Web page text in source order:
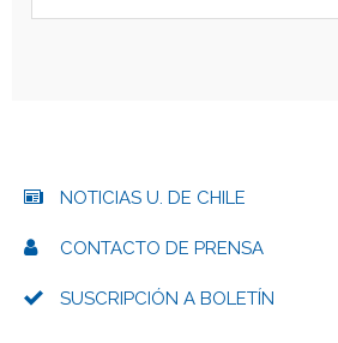
NOTICIAS U. DE CHILE
CONTACTO DE PRENSA
SUSCRIPCIÓN A BOLETÍN